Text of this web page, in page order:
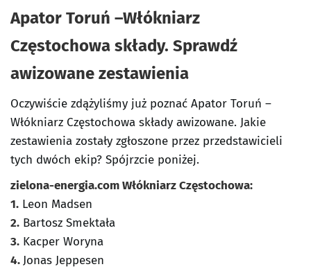
Apator Toruń –Włókniarz
Częstochowa składy. Sprawdź
awizowane zestawienia
Oczywiście zdążyliśmy już poznać Apator Toruń –
Włókniarz Częstochowa składy awizowane. Jakie
zestawienia zostały zgłoszone przez przedstawicieli
tych dwóch ekip? Spójrzcie poniżej.
zielona-energia.com Włókniarz Częstochowa:
1. Leon Madsen
2. Bartosz Smektała
3. Kacper Woryna
4. Jonas Jeppesen